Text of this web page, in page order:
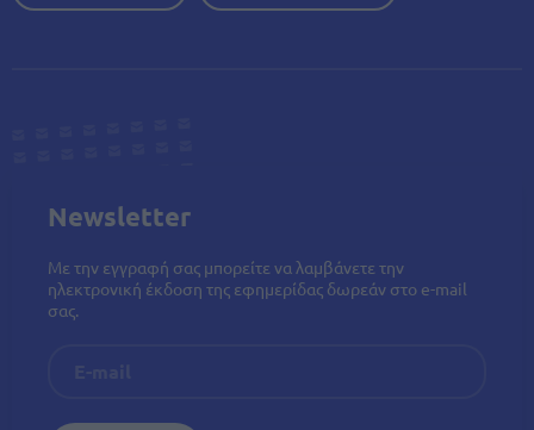
Newsletter
Με την εγγραφή σας μπορείτε να λαμβάνετε την
ηλεκτρονική έκδοση της εφημερίδας δωρεάν στο e-mail
σας.